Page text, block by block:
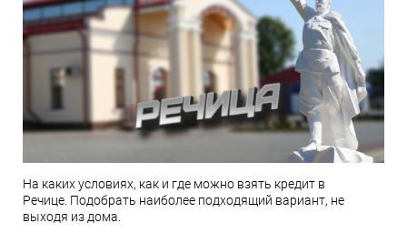
На каких условиях, как и где можно взять кредит в
Речице. Подобрать наиболее подходящий вариант, не
выходя из дома.